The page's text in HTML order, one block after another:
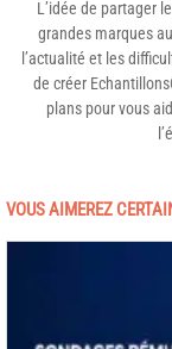
L’idée de partager
grandes marques
l’actualité et les
de créer
plans pour vous
VOUS AIMEREZ